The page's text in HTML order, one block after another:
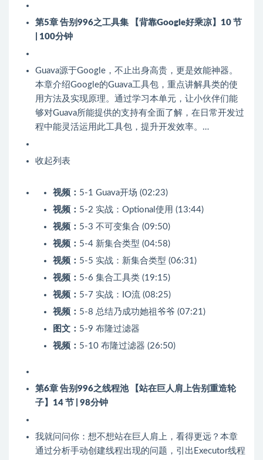
第5章 告别996之工具集 【背靠Google好乘凉】 10 节
| 100分钟
Guava源于Google，不止出身高贵，更是效能神器。
本章介绍Google的Guava工具包，重点讲解具类的使
用方法及实现原理。通过学习本单元，让小伙伴们能
够对Guava所能提供的支持有全面了解，在日常开发过
程中能灵活运用此工具包，提升开发效率。…
收起列表
视频： 5-1 Guava开场 (02:23)
视频： 5-2 实战：Optional使用 (13:44)
视频： 5-3 不可变集合 (09:50)
视频： 5-4 新集合类型 (04:58)
视频： 5-5 实战：新集合类型 (06:31)
视频： 5-6 集合工具类 (19:15)
视频： 5-7 实战：IO流 (08:25)
视频： 5-8 总结乃成功她祖爷爷 (07:21)
图文： 5-9 布隆过滤器
视频： 5-10 布隆过滤器 (26:50)
第6章 告别996之线程池 【站在巨人肩上告别重造轮
子】 14 节 | 98分钟
我就问问你：想不想站在巨人肩上，看得更远？本章
通过分析手动创建线程出现的问题，引出Executor线程